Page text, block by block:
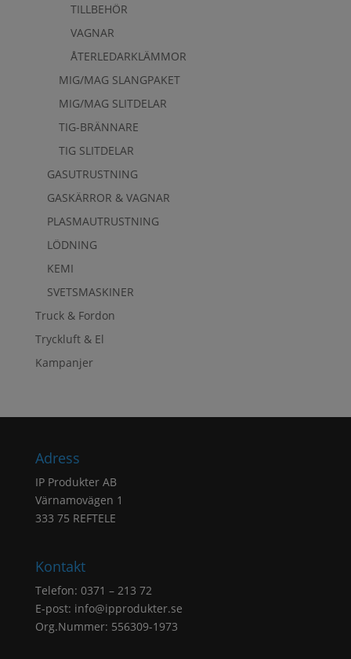
TILLBEHÖR
VAGNAR
ÅTERLEDARKLÄMMOR
MIG/MAG SLANGPAKET
MIG/MAG SLITDELAR
TIG-BRÄNNARE
TIG SLITDELAR
GASUTRUSTNING
GASKÄRROR & VAGNAR
PLASMAUTRUSTNING
LÖDNING
KEMI
SVETSMASKINER
Truck & Fordon
Tryckluft & El
Kampanjer
Adress
IP Produkter AB
Värnamovägen 1
333 75 REFTELE
Kontakt
Telefon: 0371 – 213 72
E-post: info@ipprodukter.se
Org.Nummer: 556309-1973